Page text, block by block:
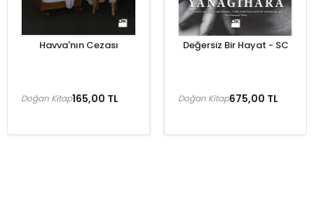
Havva'nın Cezası
165,00 TL
Doğan Kitap
Değersiz Bir Hayat - SC
675,00 TL
Doğan Kitap